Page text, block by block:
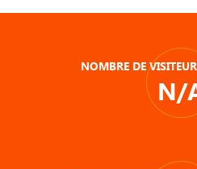
NOMBRE DE
N/